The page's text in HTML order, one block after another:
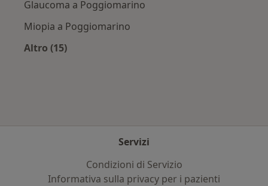
Glaucoma a Poggiomarino
Miopia a Poggiomarino
Altro (15)
Servizi
Condizioni di Servizio
Informativa sulla privacy per i pazienti